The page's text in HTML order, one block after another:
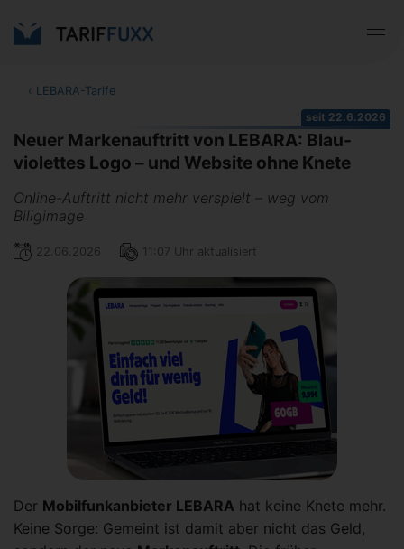
‹ LEBARA-Tarife
seit 22.6.2026
Neuer Markenauftritt von LEBARA: Blau-
violettes Logo – und Website ohne Knete
Online-Auftritt nicht mehr verspielt – weg vom
Biligimage
22.06.2026 11:07 Uhr aktualisiert
Der Mobilfunkanbieter LEBARA hat keine Knete mehr.
Keine Sorge: Gemeint ist damit aber nicht das Geld,